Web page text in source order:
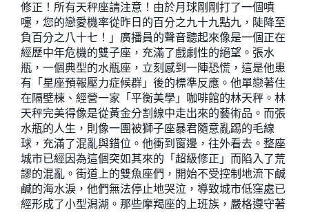
修正！所有天秤座請注意！由於月球剛剛打了一個噴
嚏，您的戀愛機率從昨日的百分之九十九點九，陡降至
負百分之八十七！」廣播員的聲音聽起來像是一個正在
經歷中年危機的雙子座，充滿了戲劇性的絕望。張水
瓶，一個典型的水瓶座，立刻感到一陣恐慌，這是他患
有「星座預報壓力症候群」後的標準反應。他單戀著住
在隔壁棟、經營一家「平衡美學」咖啡館的林天秤。林
天秤完美得像是從黃金分割線中走出來的藝術品。而張
水瓶的人生，則像一團被獅子座暴君隨意亂踢的毛線
球，充滿了混亂與錯位。他衝到窗邊，往外看去。整座
城市已經因為這個突如其來的「超級修正」而陷入了荒
謬的混亂。街道上的雙魚座們，開始不受控制地流下鹹
鹹的海水淚，他們無法停止地哭泣，導致城市低窪處已
經形成了小型潟湖。那些摩羯座的上班族，嚴格遵守著